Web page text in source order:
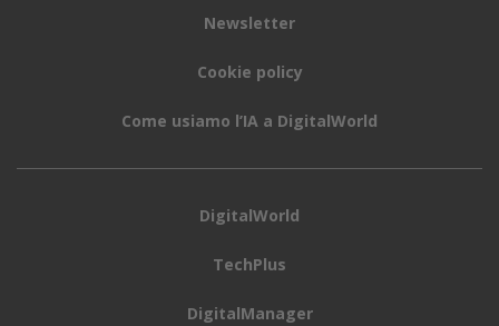
Newsletter
Cookie policy
Come usiamo l’IA a DigitalWorld
DigitalWorld
TechPlus
DigitalManager